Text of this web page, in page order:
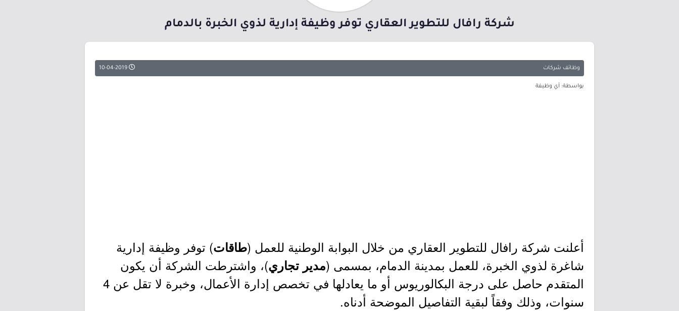
شركة رافال للتطوير العقاري توفر وظيفة إدارية لذوي الخبرة بالدمام
وظائف شركات
بواسطة: أي وظيفة
أعلنت شركة رافال للتطوير العقاري من خلال البوابة الوطنية للعمل (طاقات) توفر وظيفة إدارية
شاغرة لذوي الخبرة، للعمل بمدينة الدمام، بمسمى (مدير تجاري)، واشترطت الشركة أن يكون
المتقدم حاصل على درجة البكالوريوس أو ما يعادلها في تخصص إدارة الأعمال، وخبرة لا تقل عن 4
سنوات، وذلك وفقاً لبقية التفاصيل الموضحة أدناه.